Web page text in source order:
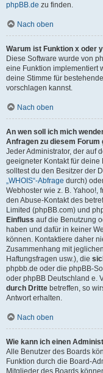
phpBB.de zu finden.
Nach oben
Warum ist Funktion x oder
Diese Software wurde von
eine Funktion implementiert
deine Stimme für
vorschlagen kannst.
Nach oben
An wen soll ich mich
Anfragen zu diesem Forum
Jeder Administrator, der auf
geeigneter Kontakt für deine
solltest du den Besitzer der
„WHOIS“-Abfrage durch)
Webhoster wie z. B. Yahoo!,
den Abuse-Kontakt des
Limited (phpBB.com) und
Einfluss auf die Benutzung
haben und dafür in keiner
können. Kontaktiere daher
Zusammenhang mit
Haftungsfragen usw.), die
phpbb.de oder die phpBB-
oder phpBB Deutschland e.
durch Dritte betreffen, so
Antwort erhalten.
Nach oben
Wie kann ich einen
Alle Benutzer des Boards
Funktion durch die Board-
Mitglieder des Boards